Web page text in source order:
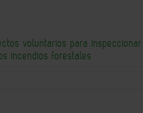
voluntarios para inspeccionar
incendios forestales